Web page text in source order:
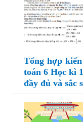
Tổng hợp
toán 6 Học kì
đầy đủ và sắc